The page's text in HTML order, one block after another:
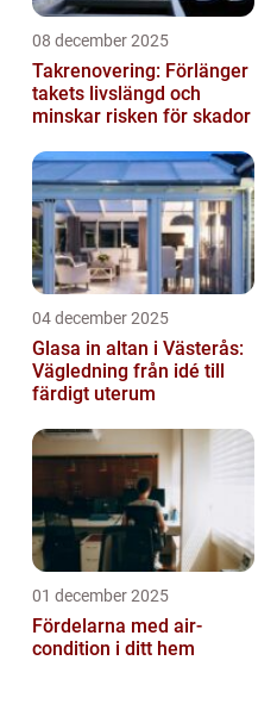
08 december 2025
Takrenovering: Förlänger
takets livslängd och
minskar risken för skador
04 december 2025
Glasa in altan i Västerås:
Vägledning från idé till
färdigt uterum
01 december 2025
Fördelarna med air-
condition i ditt hem